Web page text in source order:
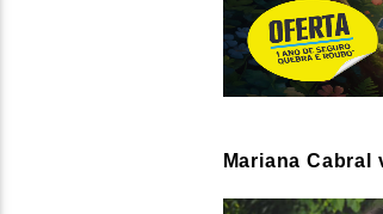
Mariana Cabral